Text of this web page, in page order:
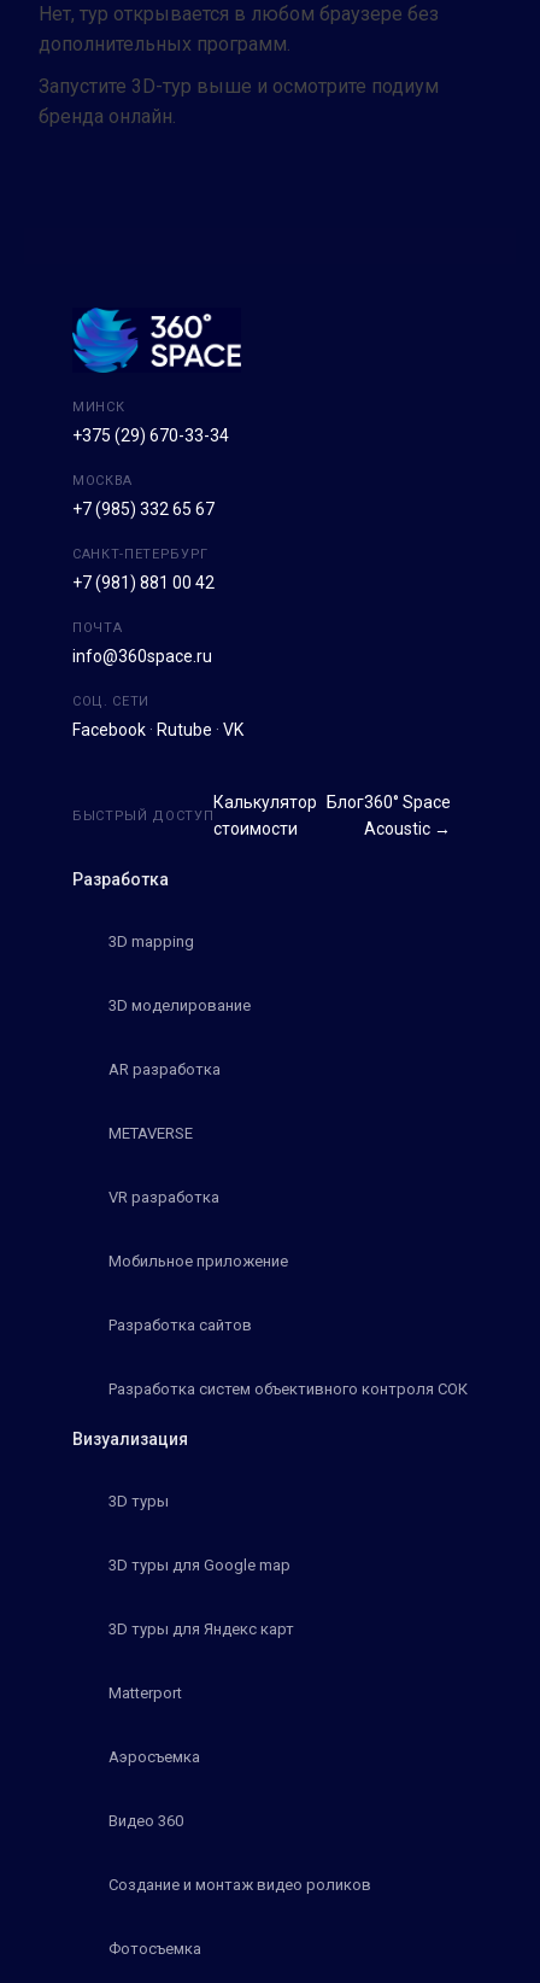
Нет, тур открывается в любом браузере без
дополнительных программ.
Запустите 3D-тур выше и осмотрите подиум
бренда онлайн.
МИНСК
+375 (29) 670-33-34
МОСКВА
+7 (985) 332 65 67
САНКТ-ПЕТЕРБУРГ
+7 (981) 881 00 42
ПОЧТА
info@360space.ru
СОЦ. СЕТИ
Facebook · Rutube · VK
Разработка
3D mapping
3D моделирование
AR разработка
METAVERSE
VR разработка
Мобильное приложение
Разработка сайтов
Разработка систем объективного контроля СОК
Визуализация
3D туры
3D туры для Google map
3D туры для Яндекс карт
Matterport
Аэросъемка
Видео 360
Создание и монтаж видео роликов
Фотосъемка
БЫСТРЫЙ ДОСТУП
Калькулятор
стоимости
Блог360° Space
Acoustic →